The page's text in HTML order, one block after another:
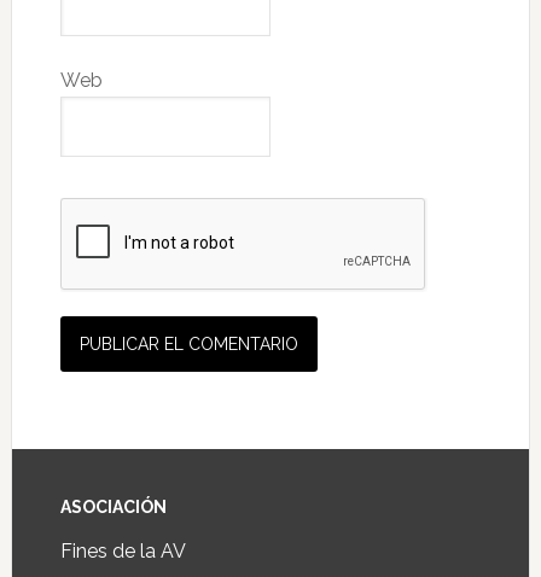
Web
ASOCIACIÓN
Fines de la AV